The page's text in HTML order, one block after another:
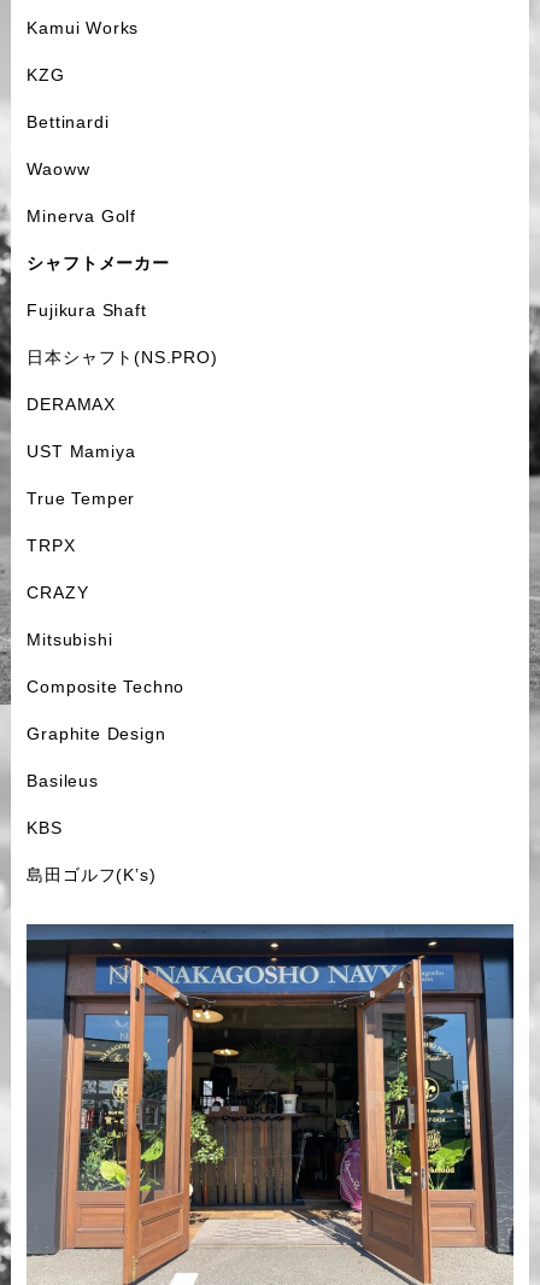
Kamui Works
KZG
Bettinardi
Waoww
Minerva Golf
シャフトメーカー
Fujikura Shaft
日本シャフト(NS.PRO)
DERAMAX
UST Mamiya
True Temper
TRPX
CRAZY
Mitsubishi
Composite Techno
Graphite Design
Basileus
KBS
島田ゴルフ(K’s)